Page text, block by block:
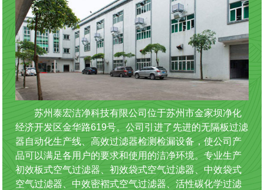
苏州泰宏洁净科技有限公司位于苏州市金家坝净化
经济开发区金华路619号。公司引进了先进的无隔板过滤
器自动化生产线、高效过滤器检测检漏设备，使公司产
品可以满足各用户的要求和使用的洁净环境。专业生产
初效板式空气过滤器、初效袋式空气过滤器、中效袋式
空气过滤器、中效密褶式空气过滤器、活性碳化学过滤